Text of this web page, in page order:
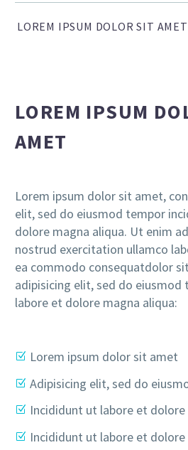
LOREM IPSUM DOLOR SIT AMET
LOREM IPSUM
AMET
Lorem ipsum dolor sit amet,
elit, sed do eiusmod tempor
dolore magna aliqua. Ut enim
nostrud exercitation ullamco
ea commodo consequatdolor
adipisicing elit, sed do
labore et dolore magna aliqua:
Lorem ipsum dolor sit amet
Adipisicing elit, sed do
Incididunt ut labore et dolore
Incididunt ut labore et dolore